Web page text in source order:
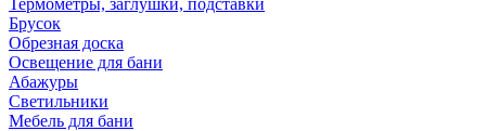
Термометры, заглушки, подставки
Брусок
Обрезная доска
Освещение для бани
Абажуры
Светильники
Мебель для бани